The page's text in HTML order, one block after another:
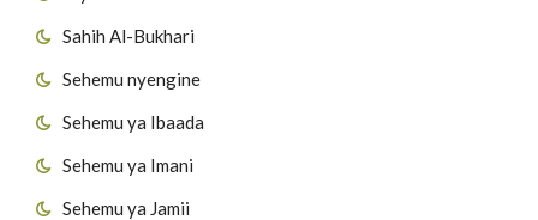
Sahih Al-Bukhari
Sehemu nyengine
Sehemu ya Ibaada
Sehemu ya Imani
Sehemu ya Jamii